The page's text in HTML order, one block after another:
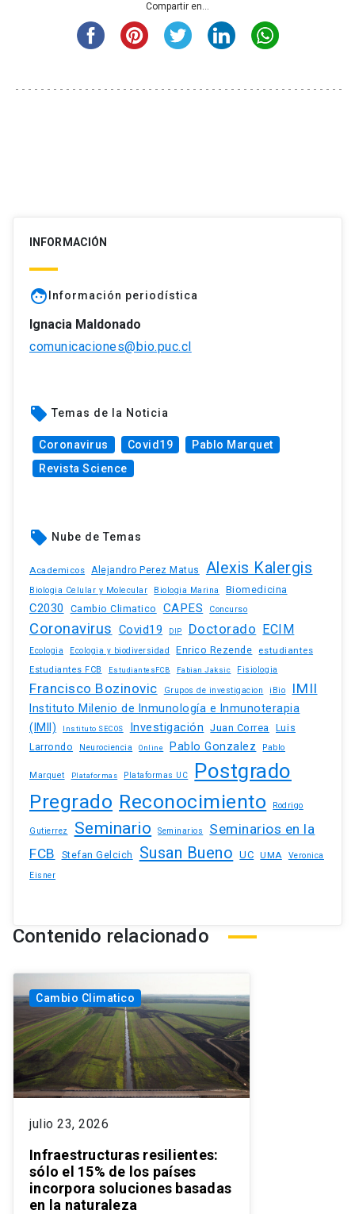
Compartir en...
INFORMACIÓN
face Información periodística
Ignacia Maldonado
comunicaciones@bio.puc.cl
local_offer Temas de la Noticia
Coronavirus Covid19
Pablo Marquet
Revista Science
local_offer Nube de Temas
Academicos Alejandro Perez Matus Alexis Kalergis
Biologia Celular y Molecular Biologia Marina Biomedicina
C2030 Cambio Climatico CAPES Concurso
Coronavirus Covid19 DIP Doctorado ECIM
Ecologia Ecologia y biodiversidad Enrico Rezende estudiantes
Estudiantes FCB EstudiantesFCB Fabian Jaksic Fisiologia
Francisco Bozinovic Grupos de investigacion iBio IMII
Instituto Milenio de Inmunología e Inmunoterapia
(IMII)
Instituto SECOS Investigación Juan Correa Luis
Larrondo
Neurociencia Online Pablo Gonzalez Pablo
Marquet Plataformas Plataformas UC Postgrado
Pregrado Reconocimiento Rodrigo
Gutierrez Seminario Seminarios
Seminarios en la
FCB
Stefan Gelcich Susan Bueno UC UMA
Veronica
Eisner
Contenido relacionado
Cambio Climatico
julio 23, 2026
Infraestructuras resilientes:
sólo el 15% de los países
incorpora soluciones basadas
en la naturaleza